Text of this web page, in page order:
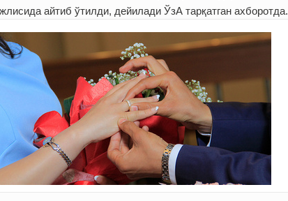
айтиб ўтилди, дейилади ЎзА тарқатган ахборотда.